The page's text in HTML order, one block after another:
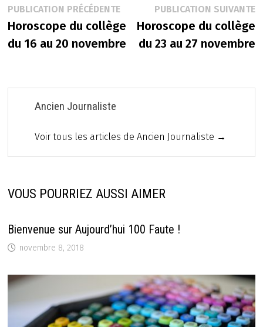
Navigation
de
PUBLICATION PRÉCÉDENTEPublication
précédente :
Horoscope du collège
du 16 au 20 novembre
PUBLICATION SUIVANTE
Horoscope du collège
du 23 au 27 novembre
Ancien Journaliste
Voir tous les articles de Ancien Journaliste →
VOUS POURRIEZ AUSSI AIMER
Bienvenue sur Aujourd’hui 100 Faute !
novembre 8, 2018